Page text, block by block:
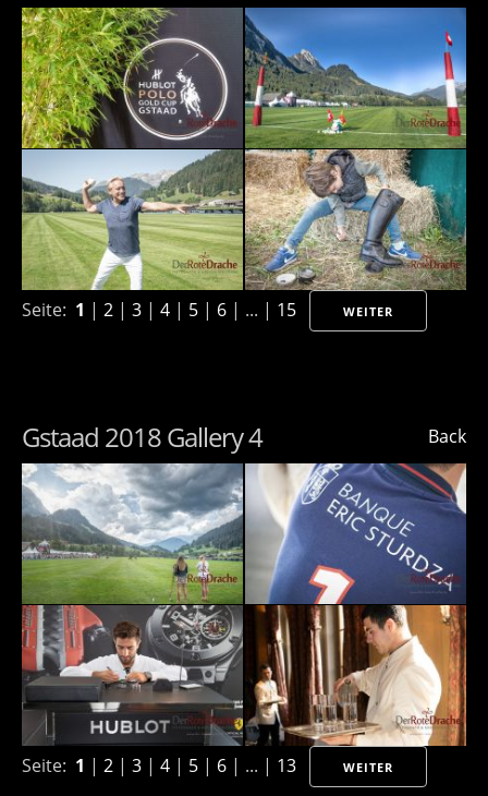
Seite: 1 | 2 | 3 | 4 | 5 | 6 | ... | 15 WEITER
Back
Gstaad 2018 Gallery 4
Seite: 1 | 2 | 3 | 4 | 5 | 6 | ... | 13 WEITER